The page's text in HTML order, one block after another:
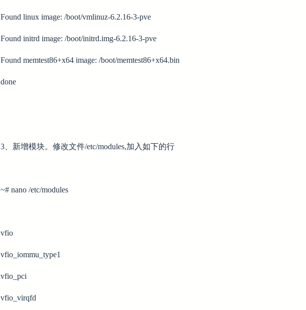
Found linux image: /boot/vmlinuz-6.2.16-3-pve
Found initrd image: /boot/initrd.img-6.2.16-3-pve
Found memtest86+x64 image: /boot/memtest86+x64.bin
done
3、新增模块。修改文件/etc/modules,加入如下的行
~# nano /etc/modules
vfio
vfio_iommu_type1
vfio_pci
vfio_virqfd